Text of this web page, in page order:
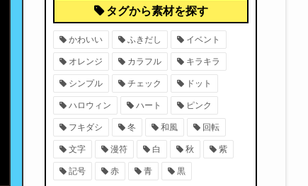
タグから素材を探す
かわいい ふきだし イベント
オレンジ カラフル キラキラ
シンプル チェック ドット
ハロウィン ハート ピンク
フキダシ 冬 和風 回転
文字 漫符 白 秋 紫
記号 赤 青 黒